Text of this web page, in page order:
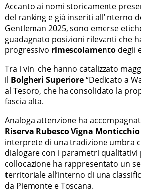
Accanto ai nomi storicamente
del ranking e già inseriti all’interno
Gentleman 2025, sono emerse
guadagnato posizioni rilevanti che
progressivo rimescolamento degli
Tra i vini che hanno catalizzato
il Bolgheri Superiore“Dedicato a
al Tesoro, che ha consolidato la
fascia alta.
Analoga attenzione ha
Riserva Rubesco Vigna Monticchio
interprete di una tradizione umbra
dialogare con i parametri qualitativi
collocazione ha rappresentato un
territoriale all’interno di una
da Piemonte e Toscana.